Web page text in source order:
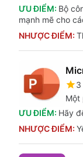
ƯU ĐIỂM: Bộ
mạnh mẽ cho
NHƯỢC ĐIỂM:
3
Một
ƯU ĐIỂM: Hãy
NHƯỢC ĐIỂM: